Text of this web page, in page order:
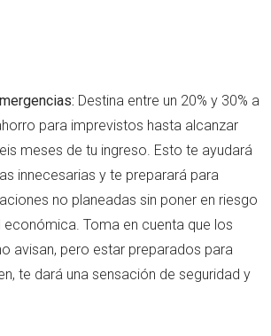
Destina entre un 20% y 30% a
para imprevistos hasta alcanzar
meses de tu ingreso. Esto te ayudará
innecesarias y te preparará para
no planeadas sin poner en riesgo
económica. Toma en cuenta que los
avisan, pero estar preparados para
te dará una sensación de seguridad y